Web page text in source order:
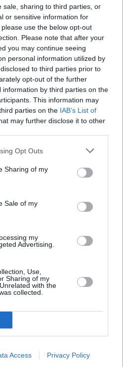
sale, sharing to third parties, or
or sensitive information for
use the below opt-out
Please note that after your
you may continue seeing
personal information utilized by
to third parties prior to
opt-out of the further
by third parties on the
This information may
parties on the IAB’s List of
may further disclose it to other
Opt Outs
Sharing of my
Sale of my
my
Advertising.
Use,
Sharing of my
with the
collected.
Access Privacy Policy